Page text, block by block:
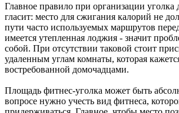
Главное правило при организации уголка
гласит: место для сжигания калорий не
пути часто используемых маршрутов
имеется утепленная лоджия - значит
собой. При отсутствии таковой стоит
удаленным углам комнаты, которая
востребованной домочадцами.
Площадь фитнес-уголка может быть
вопросе нужно учесть вид фитнеса,